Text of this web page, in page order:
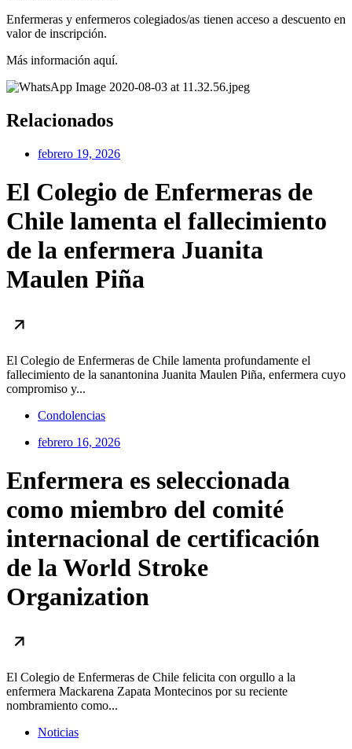
Enfermeras y enfermeros colegiados/as tienen acceso a descuento en
valor de inscripción.
Más información aquí.
Relacionados
febrero 19, 2026
El Colegio de Enfermeras de
Chile lamenta el fallecimiento
de la enfermera Juanita
Maulen Piña
El Colegio de Enfermeras de Chile lamenta profundamente el
fallecimiento de la sanantonina Juanita Maulen Piña, enfermera cuyo
compromiso y...
Condolencias
febrero 16, 2026
Enfermera es seleccionada
como miembro del comité
internacional de certificación
de la World Stroke
Organization
El Colegio de Enfermeras de Chile felicita con orgullo a la
enfermera Mackarena Zapata Montecinos por su reciente
nombramiento como...
Noticias